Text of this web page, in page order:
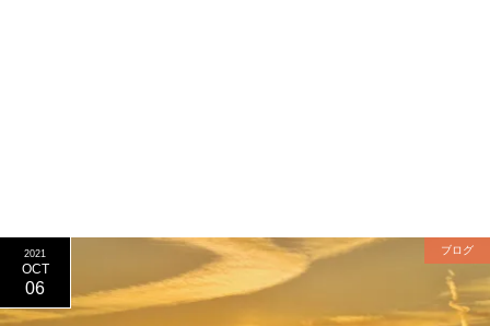
2021
OCT
06
ブログ